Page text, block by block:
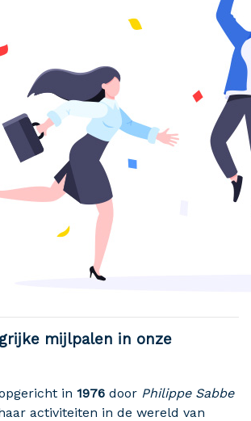
mijlpalen in onze
in 1976 door Philippe Sabbe
activiteiten in de wereld van